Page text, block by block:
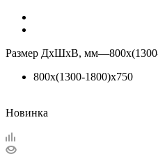
Размер ДхШхВ, мм—
800х(1300-1800)х750
Новинка